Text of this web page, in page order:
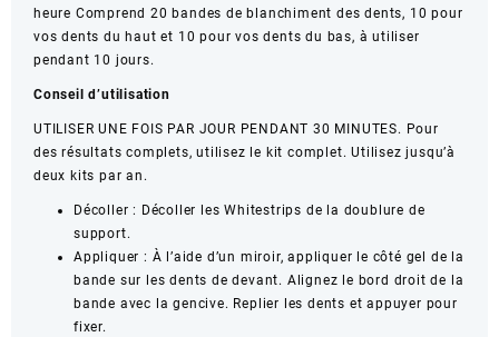
heure Comprend 20 bandes de blanchiment des dents, 10 pour
vos dents du haut et 10 pour vos dents du bas, à utiliser
pendant 10 jours.
Conseil d’utilisation
UTILISER UNE FOIS PAR JOUR PENDANT 30 MINUTES. Pour
des résultats complets, utilisez le kit complet. Utilisez jusqu’à
deux kits par an.
Décoller : Décoller les Whitestrips de la doublure de
support.
Appliquer : À l’aide d’un miroir, appliquer le côté gel de la
bande sur les dents de devant. Alignez le bord droit de la
bande avec la gencive. Replier les dents et appuyer pour
fixer.